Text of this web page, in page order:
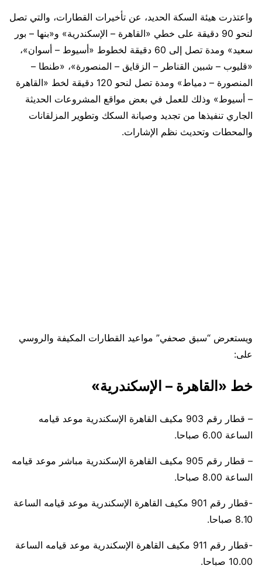
واعتذرت هيئة السكة الحديد، عن تأخيرات القطارات، والتي تصل
لنحو 90 دقيقة على خطي «القاهرة – الإسكندرية» و«بنها – بور
سعيد» ومدة تصل إلى 60 دقيقة لخطوط «أسيوط – أسوان»،
«قليوب – شبين القناطر – الزقايق – المنصورة»، «طنطا –
المنصورة – دمياط» ومدة تصل لنحو 120 دقيقة لخط «القاهرة
– أسيوط» وذلك للعمل في بعض مواقع المشروعات الحديثة
الجاري تنفيذها من تجديد وصيانة السكك وتطوير المزلقانات
والمحطات وتحديث نظم الإشارات.
ويستعرض “سبق صحفي” مواعيد القطارات المكيفة والروسي
على:
خط «القاهرة – الإسكندرية»
– قطار رقم 903 مكيف القاهرة الإسكندرية موعد قيامه
الساعة 6.00 صباحا.
– قطار رقم 905 مكيف القاهرة الإسكندرية مباشر موعد قيامه
الساعة 8.00 صباحا.
-قطار رقم 901 مكيف القاهرة الإسكندرية موعد قيامه الساعة
8.10 صباحا.
-قطار رقم 911 مكيف القاهرة الإسكندرية موعد قيامه الساعة
10.00 صباحا.